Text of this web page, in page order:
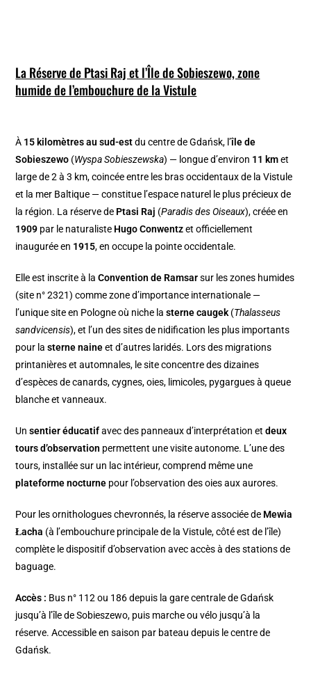
La Réserve de Ptasi Raj et l’Île de Sobieszewo, zone
humide de l’embouchure de la Vistule
À 15 kilomètres au sud-estdu centre de Gdańsk, l’île de
Sobieszewo (Wyspa Sobieszewska) — longue d’environ 11 kmet
large de 2 à 3 km, coincée entre les bras occidentaux de la Vistule
et la mer Baltique — constitue l’espace naturel le plus précieux de
la région. La réserve de Ptasi Raj (Paradis des Oiseaux), créée en
1909 par le naturaliste Hugo Conwentzet officiellement
inaugurée en 1915, en occupe la pointe occidentale.
Elle est inscrite à laConvention de Ramsarsur les zones humides
(site n° 2321) comme zone d’importance internationale —
l’unique site en Pologne où niche lasterne caugek (Thalasseus
sandvicensis), et l’un des sites de nidification les plus importants
pour lasterne naineet d’autres laridés. Lors des migrations
printanières et automnales, le site concentre des dizaines
d’espèces de canards, cygnes, oies, limicoles, pygargues à queue
blanche et vanneaux.
Unsentier éducatifavec des panneaux d’interprétation etdeux
tours d’observation permettent une visite autonome. L’une des
tours, installée sur un lac intérieur, comprend même une
plateforme nocturne pour l’observation des oies aux aurores.
Pour les ornithologues chevronnés, la réserve associée de Mewia
Łacha (à l’embouchure principale de la Vistule, côté est de l’île)
complète le dispositif d’observation avec accès à des stations de
baguage.
Accès : Bus n° 112 ou 186 depuis la gare centrale de Gdańsk
jusqu’à l’île de Sobieszewo, puis marche ou vélo jusqu’à la
réserve. Accessible en saison par bateau depuis le centre de
Gdańsk.